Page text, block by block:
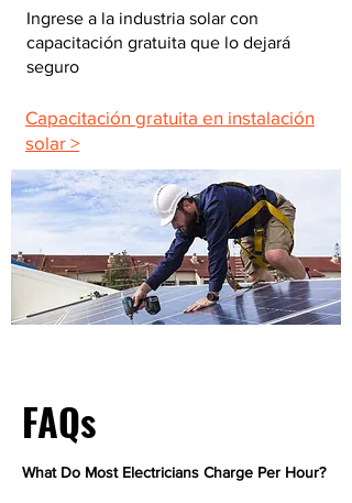
Ingrese a la industria solar con
capacitación gratuita que lo dejará
seguro
Capacitación gratuita en instalación
solar >
FAQs
What Do Most Electricians Charge Per Hour?